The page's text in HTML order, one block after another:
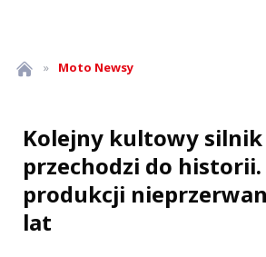
» Moto Newsy
Kolejny kultowy silnik
przechodzi do historii.
produkcji
lat